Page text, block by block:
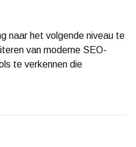
naar het volgende niveau te
van moderne SEO-
te verkennen die